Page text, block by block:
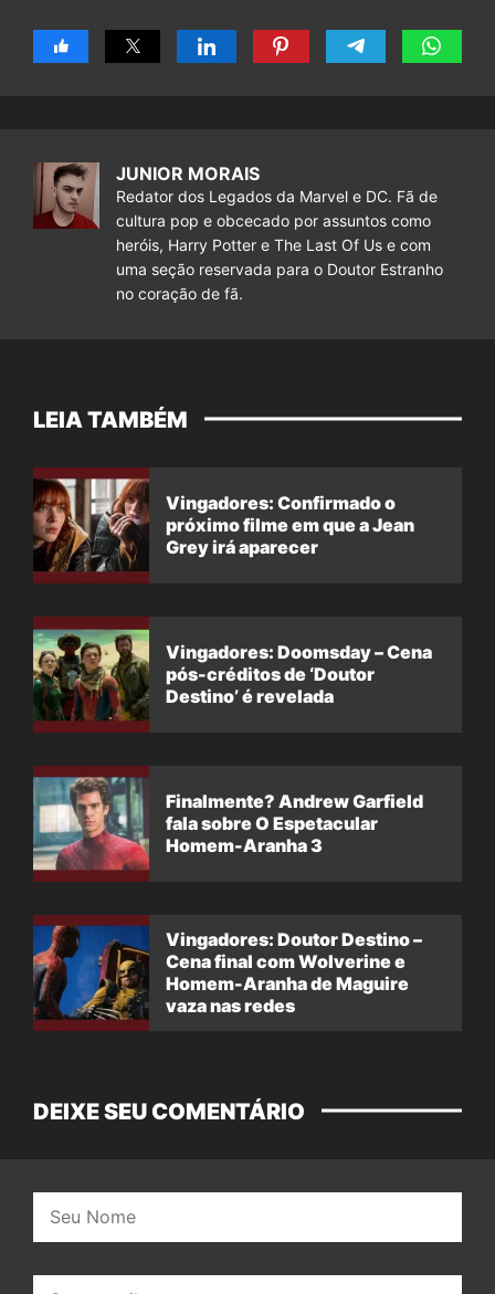
JUNIOR MORAIS
Redator dos Legados da Marvel e DC. Fã de
cultura pop e obcecado por assuntos como
heróis, Harry Potter e The Last Of Us e com
uma seção reservada para o Doutor Estranho
no coração de fã.
LEIA TAMBÉM
Vingadores: Confirmado o
próximo filme em que a Jean
Grey irá aparecer
Vingadores: Doomsday – Cena
pós-créditos de ‘Doutor
Destino’ é revelada
Finalmente? Andrew Garfield
fala sobre O Espetacular
Homem-Aranha 3
Vingadores: Doutor Destino –
Cena final com Wolverine e
Homem-Aranha de Maguire
vaza nas redes
DEIXE SEU COMENTÁRIO